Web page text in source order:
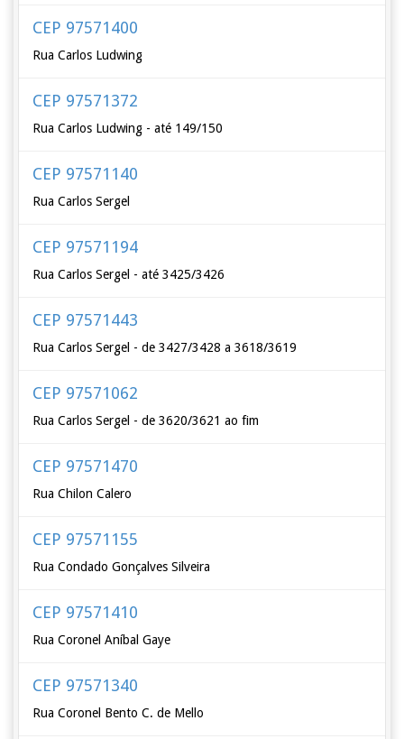
CEP 97571400
Rua Carlos Ludwing
CEP 97571372
Rua Carlos Ludwing - até 149/150
CEP 97571140
Rua Carlos Sergel
CEP 97571194
Rua Carlos Sergel - até 3425/3426
CEP 97571443
Rua Carlos Sergel - de 3427/3428 a 3618/3619
CEP 97571062
Rua Carlos Sergel - de 3620/3621 ao fim
CEP 97571470
Rua Chilon Calero
CEP 97571155
Rua Condado Gonçalves Silveira
CEP 97571410
Rua Coronel Aníbal Gaye
CEP 97571340
Rua Coronel Bento C. de Mello